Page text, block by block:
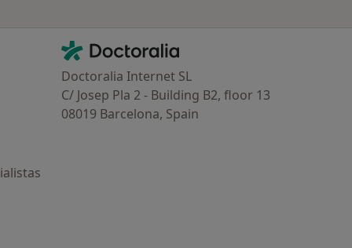
Contacto
Doctoralia - Página de inicio
Doctoralia Internet SL
C/ Josep Pla 2 - Building B2, floor 13
08019 Barcelona, Spain